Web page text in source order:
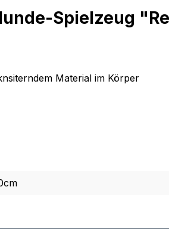
Spielzeug
Material im Körper